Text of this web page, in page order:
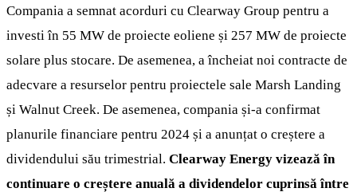
Compania a semnat acorduri cu Clearway Group pentru a
investi în 55 MW de proiecte eoliene și 257 MW de proiecte
solare plus stocare. De asemenea, a încheiat noi contracte de
adecvare a resurselor pentru proiectele sale Marsh Landing
și Walnut Creek. De asemenea, compania și-a confirmat
planurile financiare pentru 2024 și a anunțat o creștere a
dividendului său trimestrial. Clearway Energy vizează în
continuare o creștere anuală a dividendelor cuprinsă între